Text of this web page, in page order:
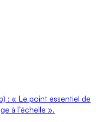
: « Le point essentiel de
à l’échelle ».